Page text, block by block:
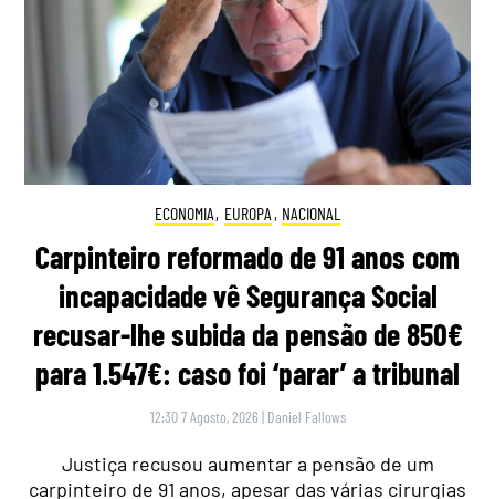
ECONOMIA, EUROPA , NACIONAL
Carpinteiro reformado de 91 anos com
incapacidade vê Segurança Social
recusar-lhe subida da pensão de 850€
para 1.547€: caso foi ‘parar’ a tribunal
12:30 7 Agosto, 2026 | Daniel Fallows
Justiça recusou aumentar a pensão de um
carpinteiro de 91 anos, apesar das várias cirurgias